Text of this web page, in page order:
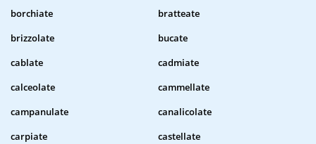
borchiate
bratteate
brizzolate
bucate
cablate
cadmiate
calceolate
cammellate
campanulate
canalicolate
carpiate
castellate